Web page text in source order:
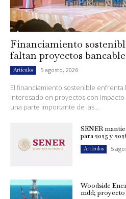
Financiamiento
faltan proyectos
Artículos 5 agosto, 2026
El financiamiento sostenible
interesado en proyectos con
una parte importante de las...
SENER
para 2025 y
Artículos 5
Woodside
mdd; proyecto